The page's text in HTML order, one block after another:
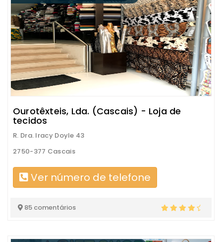
Ourotêxteis, Lda. (Cascais) - Loja de
tecidos
R. Dra. Iracy Doyle 43
2750-377 Cascais
Ver número de telefone
85 comentários